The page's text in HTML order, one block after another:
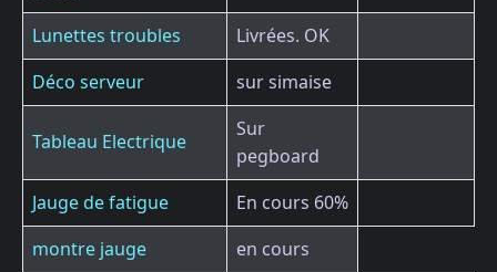
Lunettes troubles
Livrées. OK
Déco serveur
sur simaise
Tableau Electrique
Sur
pegboard
Jauge de fatigue
En cours 60%
montre jauge
en cours